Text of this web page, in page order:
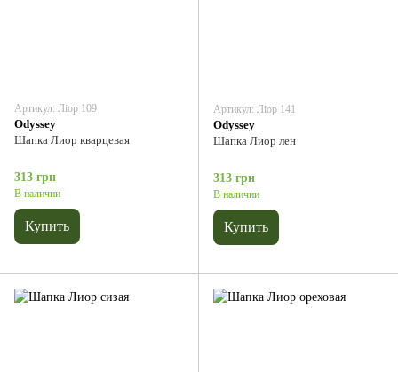
Артикул: Ліор 109
Odyssey
Шапка Лиор кварцевая
313 грн
В наличии
Купить
Артикул: Ліор 141
Odyssey
Шапка Лиор лен
313 грн
В наличии
Купить